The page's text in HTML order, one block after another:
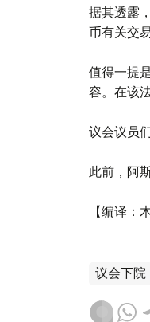
据其透露
币有关交
值得一提
容。在该
议会议员
此前，阿
【编译：
议会下院